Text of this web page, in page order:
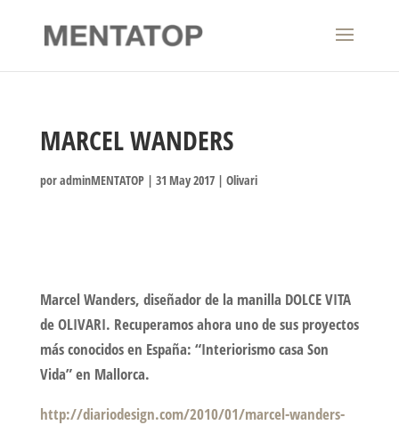
MARCEL WANDERS
poradminMENTATOP| 31 May 2017| Olivari
Marcel Wanders, diseñador de la manilla DOLCE VITA
de OLIVARI. Recuperamos ahora uno de sus proyectos
más conocidos en España: “Interiorismo casa Son
Vida” en Mallorca.
http://diariodesign.com/2010/01/marcel-wanders-